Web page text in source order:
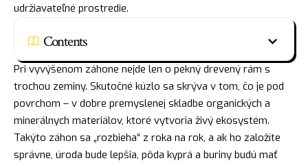
udržiavateľné prostredie.
Contents
Pri vyvýšenom záhone nejde len o pekný drevený rám s
trochou zeminy. Skutočné kúzlo sa skrýva v tom, čo je pod
povrchom – v dobre premyslenej skladbe organických a
minerálnych materiálov, ktoré vytvoria živý ekosystém.
Takýto záhon sa „rozbieha“ z roka na rok, a ak ho založíte
správne, úroda bude lepšia, pôda kyprá a buriny budú mať